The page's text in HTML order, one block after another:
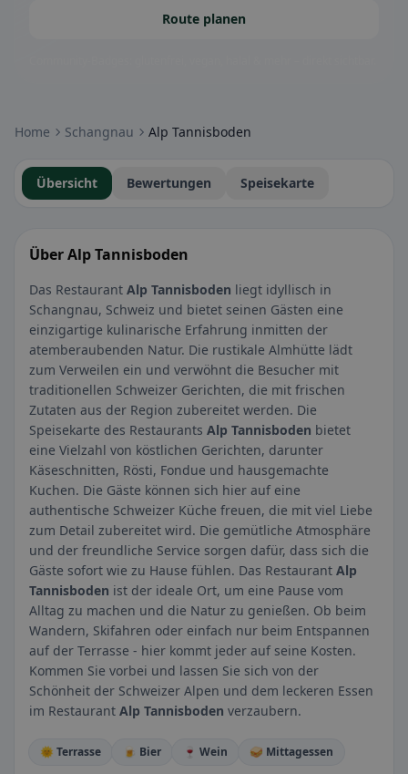
Route planen
Home Schangnau Alp Tannisboden
Übersicht Bewertungen Speisekarte
Über Alp Tannisboden
Das Restaurant Alp Tannisboden liegt idyllisch in
Schangnau, Schweiz und bietet seinen Gästen eine
einzigartige kulinarische Erfahrung inmitten der
atemberaubenden Natur. Die rustikale Almhütte lädt
zum Verweilen ein und verwöhnt die Besucher mit
traditionellen Schweizer Gerichten, die mit frischen
Zutaten aus der Region zubereitet werden. Die
Speisekarte des Restaurants Alp Tannisboden bietet
eine Vielzahl von köstlichen Gerichten, darunter
Käseschnitten, Rösti, Fondue und hausgemachte
Kuchen. Die Gäste können sich hier auf eine
authentische Schweizer Küche freuen, die mit viel Liebe
zum Detail zubereitet wird. Die gemütliche Atmosphäre
und der freundliche Service sorgen dafür, dass sich die
Gäste sofort wie zu Hause fühlen. Das Restaurant Alp
Tannisboden ist der ideale Ort, um eine Pause vom
Alltag zu machen und die Natur zu genießen. Ob beim
Wandern, Skifahren oder einfach nur beim Entspannen
auf der Terrasse - hier kommt jeder auf seine Kosten.
Kommen Sie vorbei und lassen Sie sich von der
Schönheit der Schweizer Alpen und dem leckeren Essen
im Restaurant Alp Tannisboden verzaubern.
🌞 Terrasse 🍺 Bier 🍷 Wein
🥪 Mittagessen